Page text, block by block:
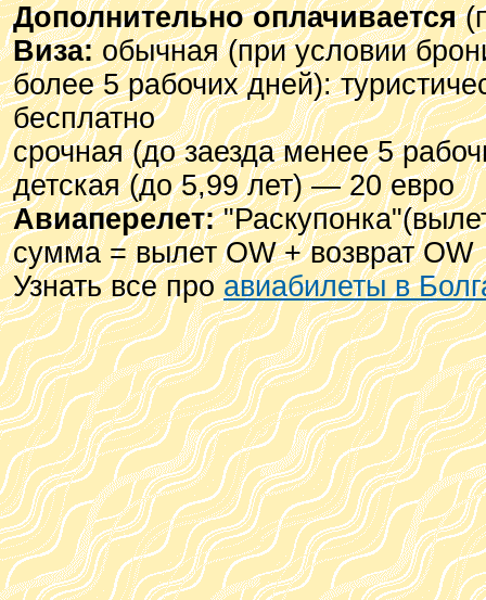
Дополнительно оплачивается
Виза:обычная (при условии
более 5 рабочих дней):
бесплатно
срочная (до заезда менее 5
детская (до 5,99 лет) — 20 евро
Авиаперелет:
сумма = вылет OW + возврат OW
Узнать все проавиабилеты в